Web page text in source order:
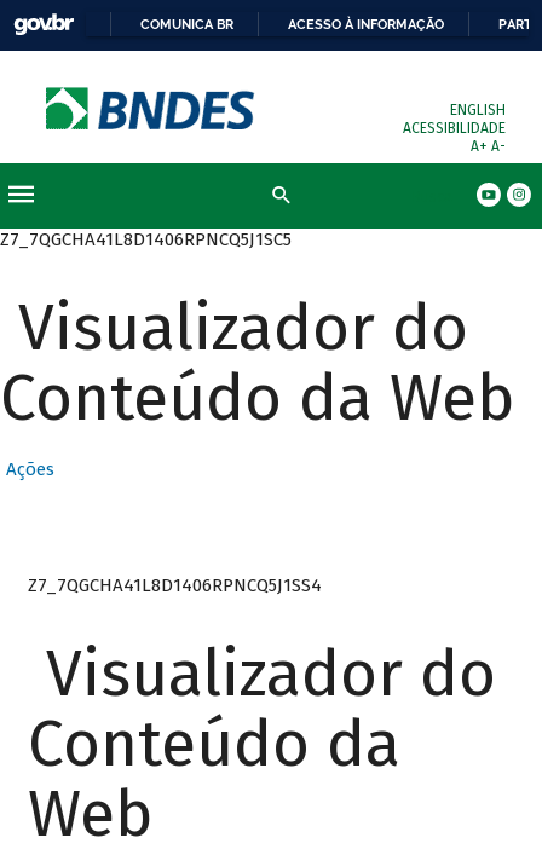
COMUNICA BR ACESSO À INFORMAÇÃO
ENGLISH
ACESSIBILIDADE
A+ A-
Z7_7QGCHA41L8D1406RPNCQ5J1SC5
Visualizador do
Conteúdo da Web
Ações
Z7_7QGCHA41L8D1406RPNCQ5J1SS4
Visualizador do
Conteúdo da
Web